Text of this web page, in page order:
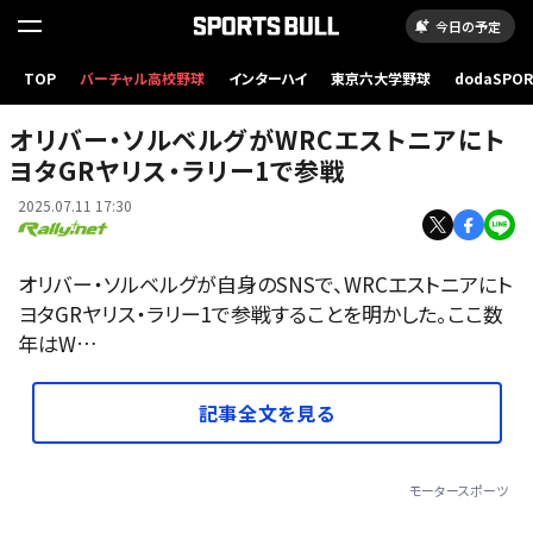
今日の予定
TOP バーチャル高校野球 インターハイ 東京六大学野球
TOYOTA
オリバー・ソルベルグがWRCエストニアにト
ヨタGRヤリス・ラリー1で参戦
2025.07.11 17:30
オリバー・ソルベルグが自身のSNSで、WRCエストニアにト
ヨタGRヤリス・ラリー1で参戦することを明かした。ここ数
年はW…
記事全文を見る
モータースポーツ